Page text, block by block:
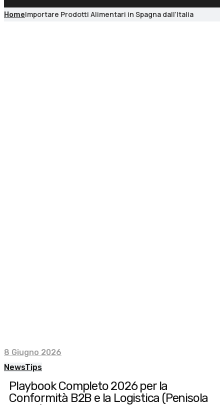
HomeImportare Prodotti Alimentari in Spagna dall’Italia
8 Giugno 2026
NewsTips
Playbook Completo 2026 per la
Conformità B2B e la Logistica (Penisola